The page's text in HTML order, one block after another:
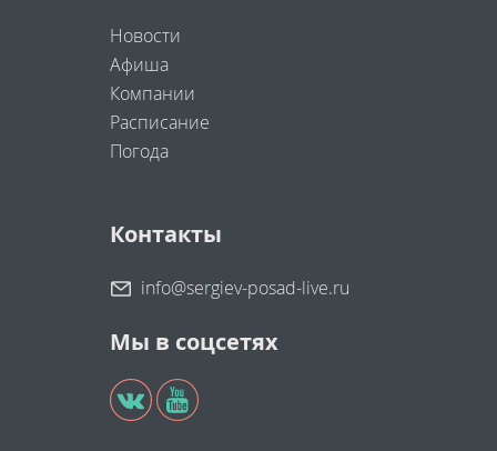
Новости
Афиша
Компании
Расписание
Погода
Контакты
info@sergiev-posad-live.ru
Мы в соцсетях